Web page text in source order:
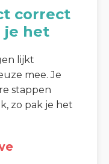
correct
je het
lijkt
mee. Je
stappen
zo pak je het